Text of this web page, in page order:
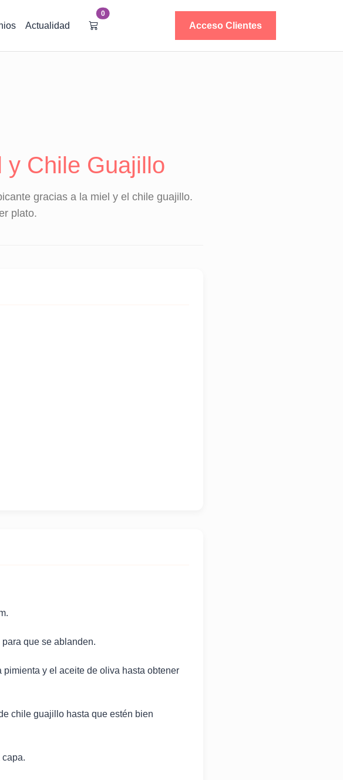
Actualidad
0
Acceso Clientes
y Chile Guajillo
gracias a la miel y el chile guajillo.
plato.
que se ablanden.
y el aceite de oliva hasta obtener
chile guajillo hasta que estén bien